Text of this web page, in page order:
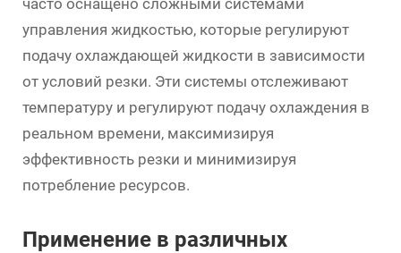
управления жидкостью, которые регулируют
подачу охлаждающей жидкости в зависимости
от условий резки. Эти системы отслеживают
температуру и регулируют подачу охлаждения в
реальном времени, максимизируя
эффективность резки и минимизируя
потребление ресурсов.
Применение в различных